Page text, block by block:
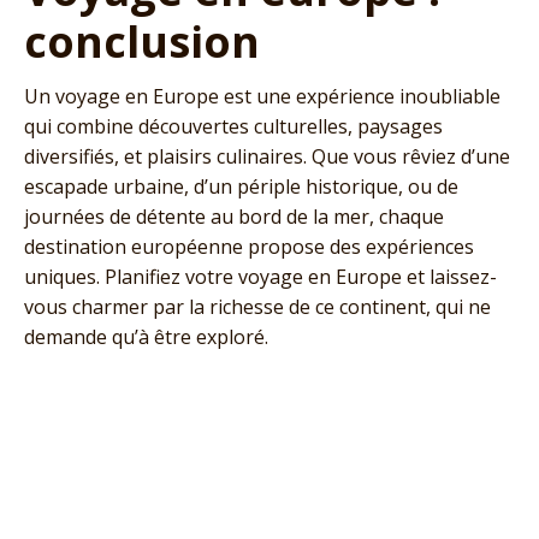
conclusion
Un voyage en Europe est une expérience inoubliable
qui combine découvertes culturelles, paysages
diversifiés, et plaisirs culinaires. Que vous rêviez d’une
escapade urbaine, d’un périple historique, ou de
journées de détente au bord de la mer, chaque
destination européenne propose des expériences
uniques. Planifiez votre voyage en Europe et laissez-
vous charmer par la richesse de ce continent, qui ne
demande qu’à être exploré.